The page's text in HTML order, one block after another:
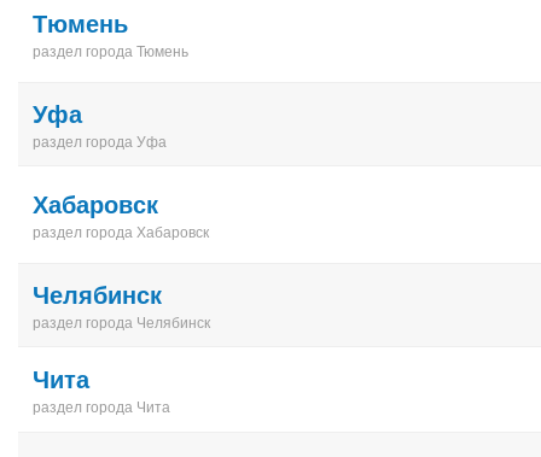
Тюмень
раздел города Тюмень
Уфа
раздел города Уфа
Хабаровск
раздел города Хабаровск
Челябинск
раздел города Челябинск
Чита
раздел города Чита